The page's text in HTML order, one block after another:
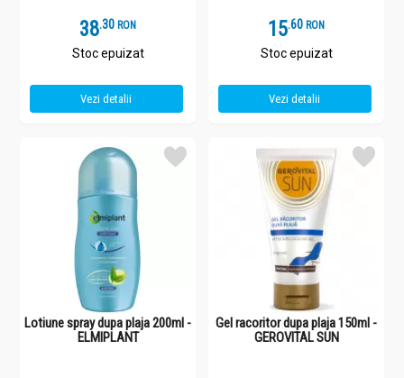
38.3 RON
Stoc epuizat
Vezi detalii
15.6 RON
Stoc epuizat
Vezi detalii
Lotiune spray dupa plaja 200ml -
ELMIPLANT
Gel racoritor dupa plaja 150ml -
GEROVITAL SUN